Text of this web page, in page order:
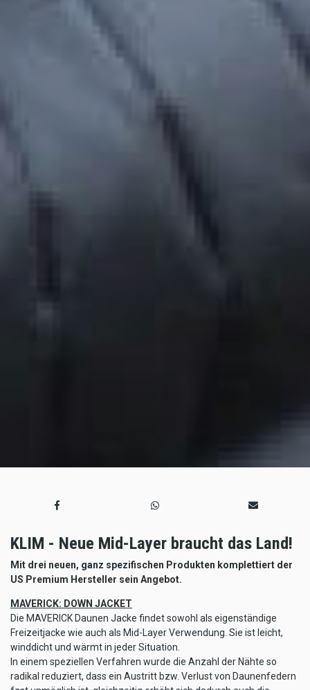
KLIM - Neue Mid-Layer braucht das Land!
Mit drei neuen, ganz spezifischen Produkten komplettiert der
US Premium Hersteller sein Angebot.
MAVERICK: DOWN JACKET
Die MAVERICK Daunen Jacke findet sowohl als eigenständige
Freizeitjacke wie auch als Mid-Layer Verwendung. Sie ist leicht,
winddicht und wärmt in jeder Situation.
In einem speziellen Verfahren wurde die Anzahl der Nähte so
radikal reduziert, dass ein Austritt bzw. Verlust von Daunenfedern